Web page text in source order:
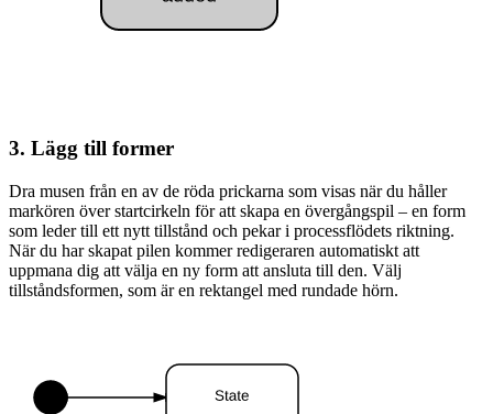
3. Lägg till former
Dra musen från en av de röda prickarna som visas när du håller
markören över startcirkeln för att skapa en övergångspil – en form
som leder till ett nytt tillstånd och pekar i processflödets riktning.
När du har skapat pilen kommer redigeraren automatiskt att
uppmana dig att välja en ny form att ansluta till den. Välj
tillståndsformen, som är en rektangel med rundade hörn.